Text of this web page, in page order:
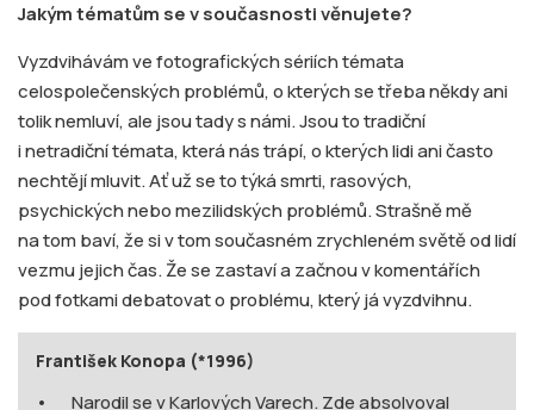
Jakým tématům se v současnosti věnujete?
Vyzdvihávám ve fotografických sériích témata
celospolečenských problémů, o kterých se třeba někdy ani
tolik nemluví, ale jsou tady s námi. Jsou to tradiční
i netradiční témata, která nás trápí, o kterých lidi ani často
nechtějí mluvit. Ať už se to týká smrti, rasových,
psychických nebo mezilidských problémů. Strašně mě
na tom baví, že si v tom současném zrychleném světě od lidí
vezmu jejich čas. Že se zastaví a začnou v komentářích
pod fotkami debatovat o problému, který já vyzdvihnu.
František Konopa (*1996)
Narodil se v Karlových Varech. Zde absolvoval